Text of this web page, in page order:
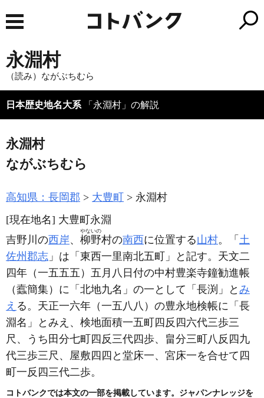
永淵村
（読み）ながぶちむら
日本歴史地名大系 「永淵村」の解説
永淵村
ながぶちむら
高知県：長岡郡 大豊町
永淵村
[現在地名] 大豊町永淵
吉野川の西岸、 柳野
やないの
村の南西に位置する山村。「 土
佐州郡志 」は「東西一里南北五町」と記す。天文二
四年 （一五五五） 五月八日付の中村豊楽寺鐘勧進帳
（蠧簡集） に「北地九名」の一として「長渕」と み
え る。天正一六年 （一五八八） の豊永地検帳に「長
淵名」とみえ、検地面積一五町四反四六代三歩三
尺、うち田分七町四反三代四歩、畠分三町八反四九
代三歩三尺、屋敷四四と堂床一、宮床一を合せて四
町一反四三代二歩。
コトバンクでは本文の一部を掲載しています。ジャパンナレッジを